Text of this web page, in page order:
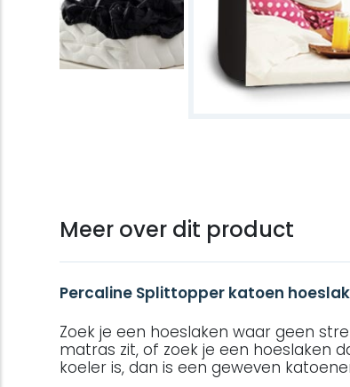
Meer over dit product
Percaline Splittopper katoen
Zoek je een hoeslaken waar geen
matras zit, of zoek je een hoeslaken
koeler is, dan is een geweven